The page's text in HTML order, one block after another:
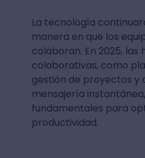
La tecnología
manera en que los
colaboran. En 2025, las
colaborativas, como
gestión de proyectos y
mensajería
fundamentales para
productividad.